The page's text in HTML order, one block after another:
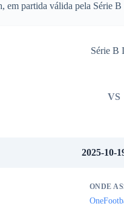
em partida válida pela Série
Série B
VS
2025-10-
ONDE